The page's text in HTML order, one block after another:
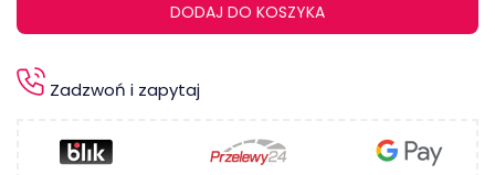
DODAJ DO KOSZYKA
Zadzwoń i zapytaj